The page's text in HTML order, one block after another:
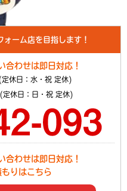
ーム店を目指します！
合わせは即日対応！
休日：水・祝 定休)
休日：日・祝 定休)
合わせは即日対応！
りはこちら